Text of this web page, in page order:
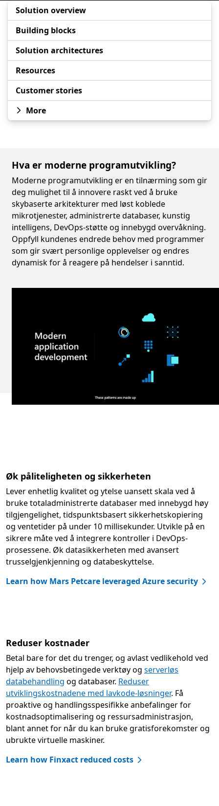
Solution overview
Building blocks
Solution architectures
Resources
Customer stories
More
Hva er moderne programutvikling?
Moderne programutvikling er en tilnærming som gir
deg mulighet til å innovere raskt ved å bruke
skybaserte arkitekturer med løst koblede
mikrotjenester, administrerte databaser, kunstig
intelligens, DevOps-støtte og innebygd overvåkning.
Oppfyll kundenes endrede behov med programmer
som gir svært personlige opplevelser og endres
dynamisk for å reagere på hendelser i sanntid.
Øk påliteligheten og sikkerheten
Lever enhetlig kvalitet og ytelse uansett skala ved å
bruke totaladministrerte databaser med innebygd høy
tilgjengelighet, tidspunktsbasert sikkerhetskopiering
og ventetider på under 10 millisekunder. Utvikle på en
sikrere måte ved å integrere kontroller i DevOps-
prosessene. Øk datasikkerheten med avansert
trusselgjenkjenning og databeskyttelse.
Learn how Mars Petcare leveraged Azure security
Reduser kostnader
Betal bare for det du trenger, og avlast vedlikehold ved
hjelp av behovsbetingede verktøy og serverløs
databehandling og databaser. Reduser
utviklingskostnadene med lavkode-løsninger. Få
proaktive og handlingsspesifikke anbefalinger for
kostnadsoptimalisering og ressursadministrasjon,
blant annet for når du kan bruke gratisforekomster og
ubrukte virtuelle maskiner.
Learn how Finxact reduced costs